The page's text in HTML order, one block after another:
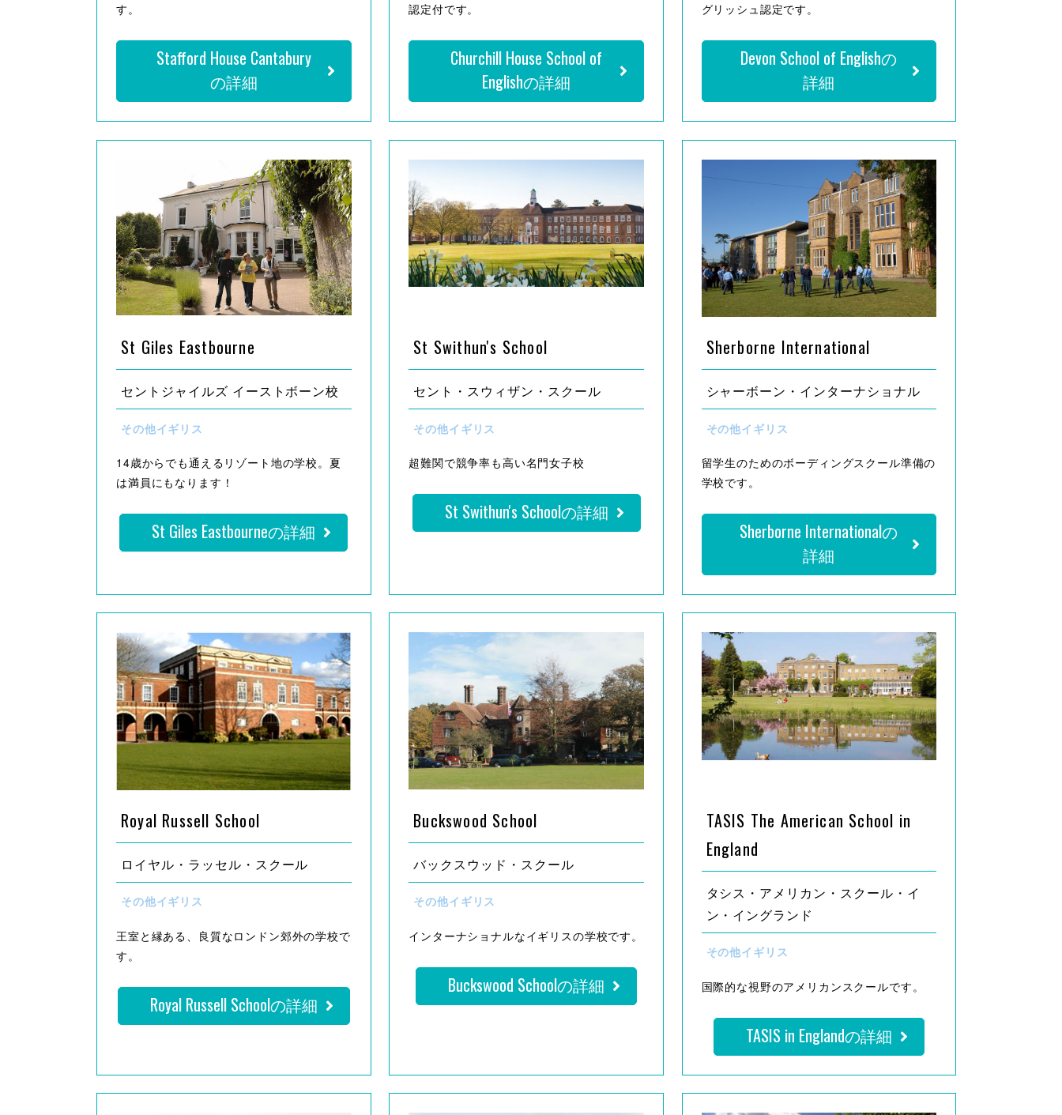
す。
Stafford House Cantabury
の詳細
認定付です。
Churchill House School of
Englishの詳細
グリッシュ認定です。
Devon School of Englishの
詳細
St Giles Eastbourne
セントジャイルズ イーストボーン校
その他イギリス
14歳からでも通えるリゾート地の学校。夏
は満員にもなります！
St Giles Eastbourneの詳細
St Swithun's School
セント・スウィザン・スクール
その他イギリス
超難関で競争率も高い名門女子校
St Swithun's Schoolの詳細
Sherborne International
シャーボーン・インターナショナル
その他イギリス
留学生のためのボーディングスクール準備の
学校です。
Sherborne Internationalの
詳細
Royal Russell School
ロイヤル・ラッセル・スクール
その他イギリス
王室と縁ある、良質なロンドン郊外の学校で
す。
Royal Russell Schoolの詳細
Buckswood School
バックスウッド・スクール
その他イギリス
インターナショナルなイギリスの学校です。
Buckswood Schoolの詳細
TASIS The American School in
England
タシス・アメリカン・スクール・イ
ン・イングランド
その他イギリス
国際的な視野のアメリカンスクールです。
TASIS in Englandの詳細